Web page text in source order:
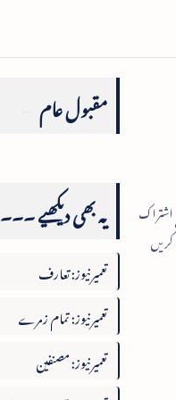
مقبول عام
یہ بھی دیکھیے ۔۔۔
تعمیرنیوز: تعارف
تعمیرنیوز: تمام زمرے
تعمیرنیوز: مصنفین